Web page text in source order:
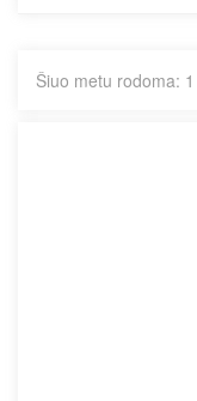
Šiuo metu rodoma: